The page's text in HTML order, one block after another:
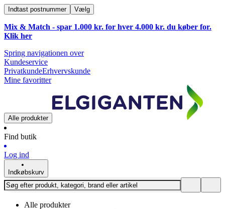
Indtast postnummer Vælg
Mix & Match - spar 1.000 kr. for hver 4.000 kr. du køber for.
Klik her
Spring navigationen over
Kundeservice
PrivatkundeErhvervskunde
Mine favoritter
Alle produkter
Find butik
Log ind
Indkøbskurv
Alle produkter